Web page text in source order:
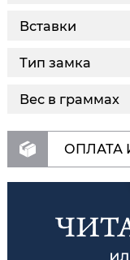
Вставки
Тип замка
Вес в граммах
ОПЛАТА